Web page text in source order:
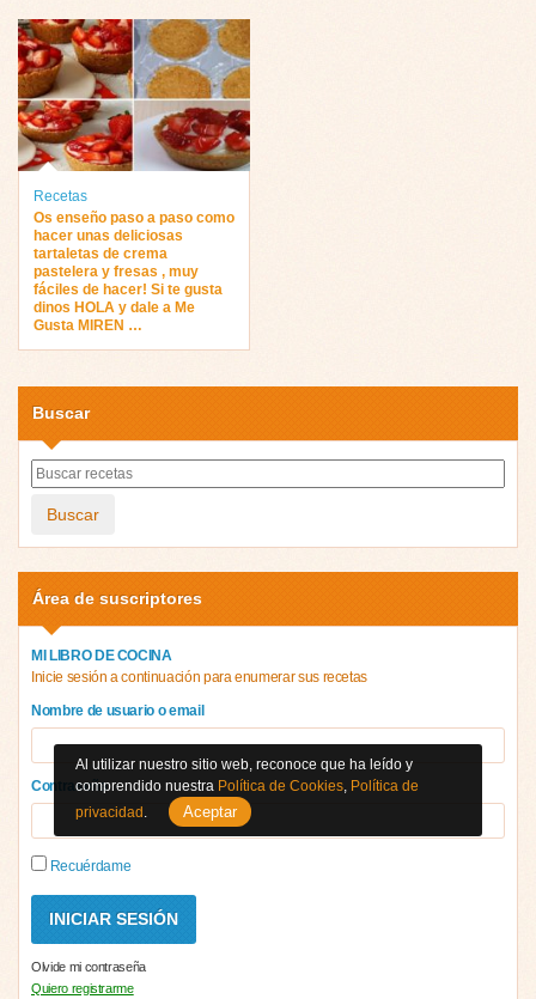
Recetas
Os enseño paso a paso como
hacer unas deliciosas
tartaletas de crema
pastelera y fresas , muy
fáciles de hacer! Si te gusta
dinos HOLA y dale a Me
Gusta MIREN …
Buscar
Buscar
Área de suscriptores
MI LIBRO DE COCINA
Inicie sesión a continuación para enumerar sus recetas
Nombre de usuario o email
Contraseña
Recuérdame
Olvide mi contraseña
Quiero registrarme
Al utilizar nuestro sitio web, reconoce que ha leído y
comprendido nuestra Política de Cookies, Política de
privacidad . Aceptar